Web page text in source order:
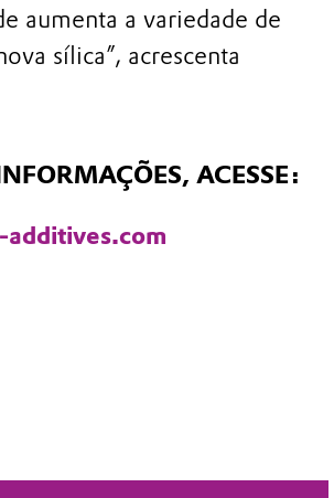
aumenta a variedade de
sílica”, acrescenta
ACESSE: